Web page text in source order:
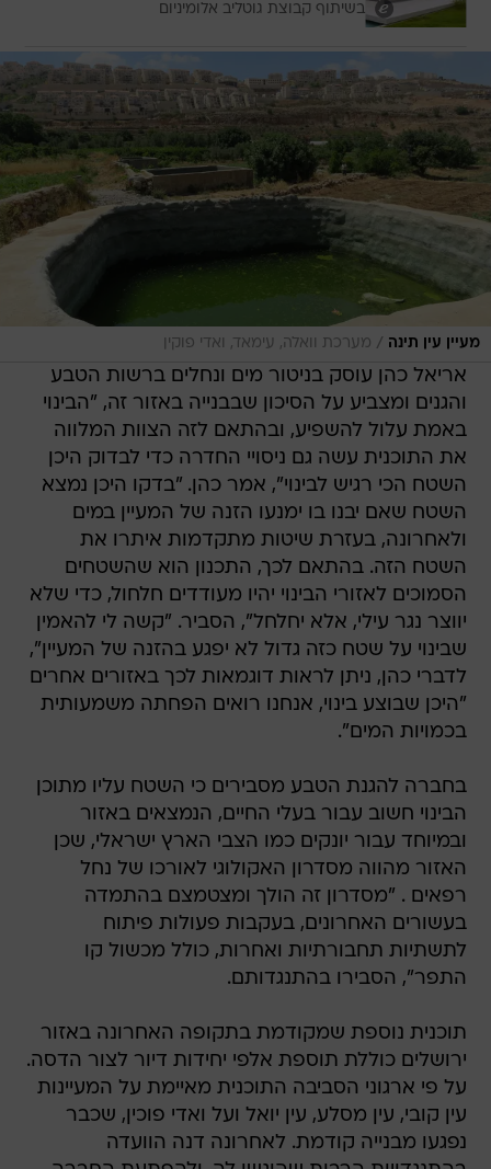
בשיתוף קבוצת גוטליב אלומיניום
מעיין עין תינה / מערכת וואלה, עימאד, ואדי פוקין
אריאל כהן עוסק בניטור מים ונחלים ברשות הטבע
והגנים ומצביע על הסיכון שבבנייה באזור זה, "הבינוי
באמת עלול להשפיע, ובהתאם לזה הצוות המלווה
את התוכנית עשה גם ניסויי החדרה כדי לבדוק היכן
השטח הכי רגיש לבינוי", אמר כהן. "בדקו היכן נמצא
השטח שאם יבנו בו ימנעו הזנה של המעיין במים
ולאחרונה, בעזרת שיטות מתקדמות איתרו את
השטח הזה. בהתאם לכך, התכנון הוא שהשטחים
הסמוכים לאזורי הבינוי יהיו מעודדים חלחול, כדי שלא
יווצר נגר עילי, אלא יחלחל", הסביר. "קשה לי להאמין
שבינוי על שטח כזה גדול לא יפגע בהזנה של המעיין",
לדברי כהן, ניתן לראות דוגמאות לכך באזורים אחרים
"היכן שבוצע בינוי, אנחנו רואים הפחתה משמעותית
בכמויות המים".
בחברה להגנת הטבע מסבירים כי השטח עליו מתוכן
הבינוי חשוב עבור בעלי החיים, הנמצאים באזור
ובמיוחד עבור יונקים כמו הצבי הארץ ישראלי, שכן
האזור מהווה מסדרון האקולוגי לאורכו של נחל
רפאים . "מסדרון זה הולך ומצטמצם בהתמדה
בעשורים האחרונים, בעקבות פעולות פיתוח
לתשתיות תחבורתיות ואחרות, כולל מכשול קו
התפר", הסבירו בהתנגדותם.
תוכנית נוספת שמקודמת בתקופה האחרונה באזור
ירושלים כוללת תוספת אלפי יחידות דיור לצור הדסה.
על פי ארגוני הסביבה התוכנית מאיימת על המעיינות
עין קובי, עין מסלע, עין יואל ועל ואדי פוכין, שכבר
נפגעו מבנייה קודמת. לאחרונה דנה הוועדה